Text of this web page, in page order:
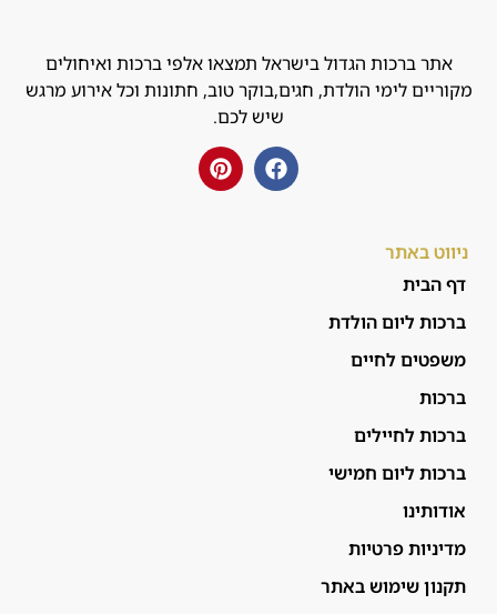
אתר ברכות הגדול בישראל תמצאו אלפי ברכות ואיחולים
מקוריים לימי הולדת, חגים,בוקר טוב, חתונות וכל אירוע מרגש
שיש לכם.
ניווט באתר
דף הבית
ברכות ליום הולדת
משפטים לחיים
ברכות
ברכות לחיילים
ברכות ליום חמישי
אודותינו
מדיניות פרטיות
תקנון שימוש באתר